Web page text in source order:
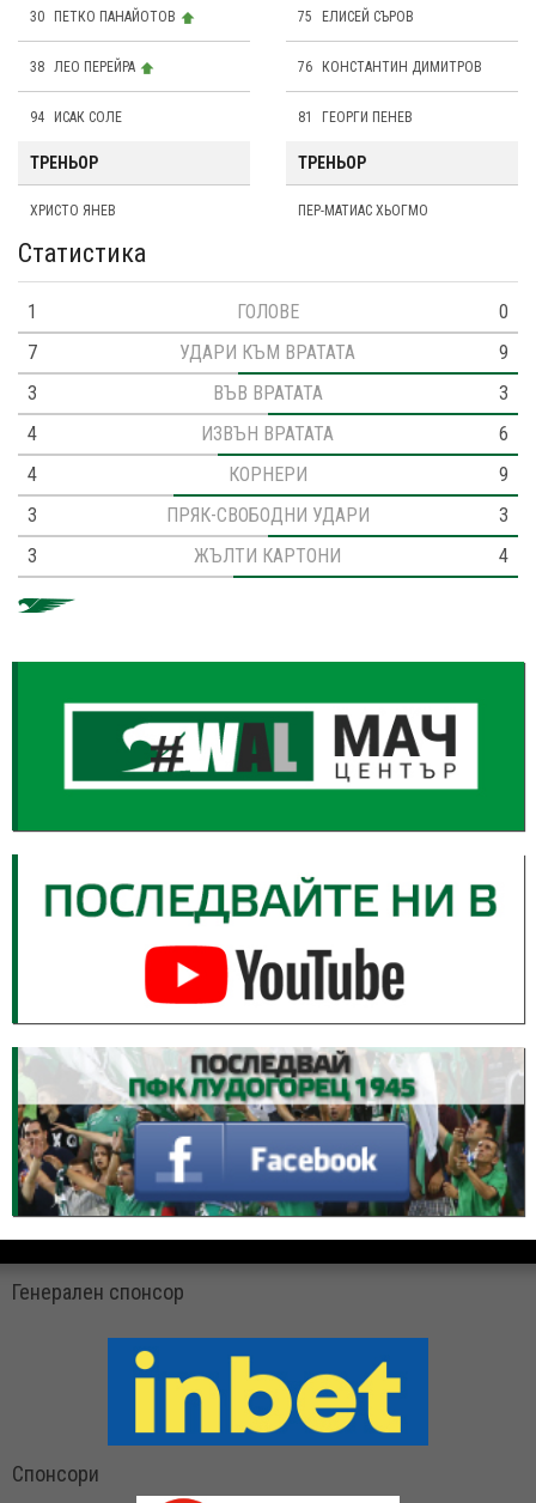
30 ПЕТКО ПАНАЙОТОВ
38 ЛЕО ПЕРЕЙРА
94 ИСАК СОЛЕ
75 ЕЛИСЕЙ СЪРОВ
76 КОНСТАНТИН ДИМИТРОВ
81 ГЕОРГИ ПЕНЕВ
ТРЕНЬОР
ХРИСТО ЯНЕВ
ТРЕНЬОР
ПЕР-МАТИАС ХЬОГМО
Статистика
1 ГОЛОВЕ
0
7
УДАРИ КЪМ ВРАТАТА
9
3
ВЪВ ВРАТАТА
3
4
ИЗВЪН ВРАТАТА
6
4
КОРНЕРИ
9
3
ПРЯК-СВОБОДНИ УДАРИ
3
3
ЖЪЛТИ КАРТОНИ 4
Генерален спонсор
Спонсори